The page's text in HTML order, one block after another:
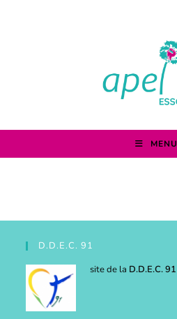
MENU
D.D.E.C. 91
site de la D.D.E.C. 91